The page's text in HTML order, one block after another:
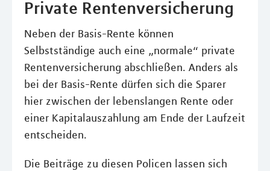
Private Rentenversicherung
Neben der Basis-Rente können
Selbstständige auch eine „normale“ private
Rentenversicherung abschließen. Anders als
bei der Basis-Rente dürfen sich die Sparer
hier zwischen der lebenslangen Rente oder
einer Kapitalauszahlung am Ende der Laufzeit
entscheiden.
Die Beiträge zu diesen Policen lassen sich